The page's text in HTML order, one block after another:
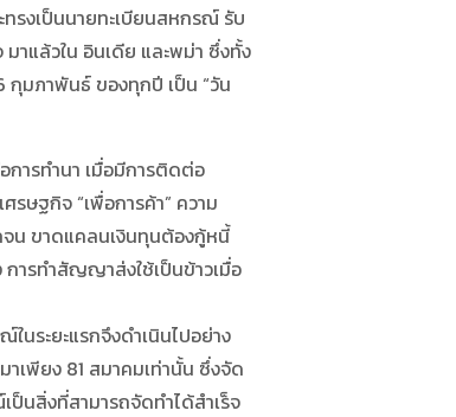
รงเป็นนายทะเบียนสหกรณ์ รับ
าแล้วใน อินเดีย และพม่า ซึ่งทั้ง
กุมภาพันธ์ ของทุกปี เป็น “วัน
ารทำนา เมื่อมีการติดต่อ
รษฐกิจ “เพื่อการค้า” ความ
จน ขาดแคลนเงินทุนต้องกู้หนี้
ารทำสัญญาส่งใช้เป็นข้าวเมื่อ
ระยะแรกจึงดำเนินไปอย่าง
เพียง 81 สมาคมเท่านั้น ซึ่งจัด
นสิ่งที่สามารถจัดทำได้สำเร็จ